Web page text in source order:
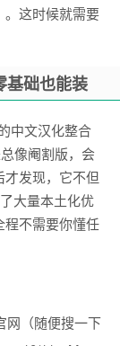
。这时候就需要
基础也能装
中文汉化整合
像阉割版，会
发现，它不但
大量本土化优
程不需要你懂任
（随便搜一下